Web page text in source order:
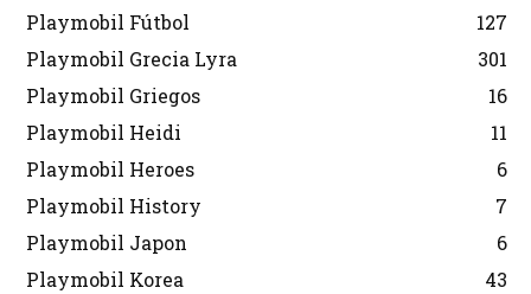
Playmobil Fútbol
127
Playmobil Grecia Lyra
301
Playmobil Griegos
16
Playmobil Heidi
11
Playmobil Heroes
6
Playmobil History
7
Playmobil Japon
6
Playmobil Korea
43